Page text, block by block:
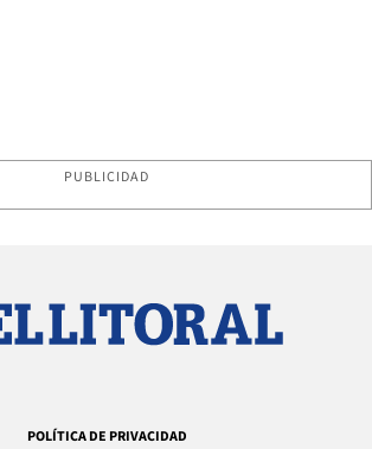
PUBLICIDAD
POLÍTICA DE PRIVACIDAD